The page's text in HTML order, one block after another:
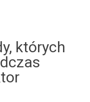
których